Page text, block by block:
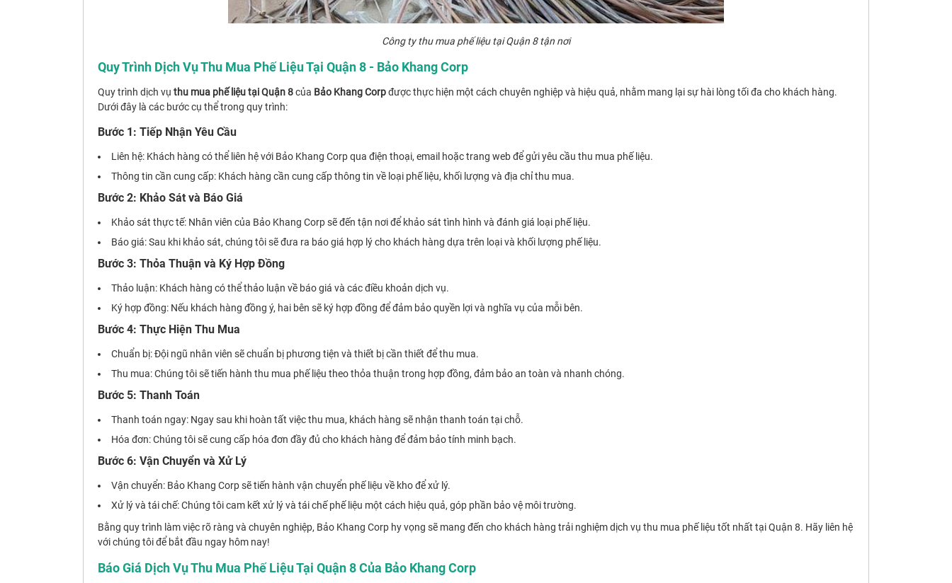
Công ty thu mua phế liệu tại Quận 8 tận nơi
Quy Trình Dịch Vụ Thu Mua Phế Liệu Tại Quận 8 - Bảo Khang Corp
Quy trình dịch vụ thu mua phế liệu tại Quận 8của Bảo Khang Corpđược thực hiện một cách chuyên nghiệp và hiệu quả, nhằm mang lại sự hài lòng tối đa cho khách hàng.
Dưới đây là các bước cụ thể trong quy trình:
Bước 1: Tiếp Nhận Yêu Cầu
Liên hệ: Khách hàng có thể liên hệ với Bảo Khang Corp qua điện thoại, email hoặc trang web để gửi yêu cầu thu mua phế liệu.
Thông tin cần cung cấp: Khách hàng cần cung cấp thông tin về loại phế liệu, khối lượng và địa chỉ thu mua.
Bước 2: Khảo Sát và Báo Giá
Khảo sát thực tế: Nhân viên của Bảo Khang Corp sẽ đến tận nơi để khảo sát tình hình và đánh giá loại phế liệu.
Báo giá: Sau khi khảo sát, chúng tôi sẽ đưa ra báo giá hợp lý cho khách hàng dựa trên loại và khối lượng phế liệu.
Bước 3: Thỏa Thuận và Ký Hợp Đồng
Thảo luận: Khách hàng có thể thảo luận về báo giá và các điều khoản dịch vụ.
Ký hợp đồng: Nếu khách hàng đồng ý, hai bên sẽ ký hợp đồng để đảm bảo quyền lợi và nghĩa vụ của mỗi bên.
Bước 4: Thực Hiện Thu Mua
Chuẩn bị: Đội ngũ nhân viên sẽ chuẩn bị phương tiện và thiết bị cần thiết để thu mua.
Thu mua: Chúng tôi sẽ tiến hành thu mua phế liệu theo thỏa thuận trong hợp đồng, đảm bảo an toàn và nhanh chóng.
Bước 5: Thanh Toán
Thanh toán ngay: Ngay sau khi hoàn tất việc thu mua, khách hàng sẽ nhận thanh toán tại chỗ.
Hóa đơn: Chúng tôi sẽ cung cấp hóa đơn đầy đủ cho khách hàng để đảm bảo tính minh bạch.
Bước 6: Vận Chuyển và Xử Lý
Vận chuyển: Bảo Khang Corp sẽ tiến hành vận chuyển phế liệu về kho để xử lý.
Xử lý và tái chế: Chúng tôi cam kết xử lý và tái chế phế liệu một cách hiệu quả, góp phần bảo vệ môi trường.
Bằng quy trình làm việc rõ ràng và chuyên nghiệp, Bảo Khang Corp hy vọng sẽ mang đến cho khách hàng trải nghiệm dịch vụ thu mua phế liệu tốt nhất tại Quận 8. Hãy liên hệ
với chúng tôi để bắt đầu ngay hôm nay!
Báo Giá Dịch Vụ Thu Mua Phế Liệu Tại Quận 8 Của Bảo Khang Corp